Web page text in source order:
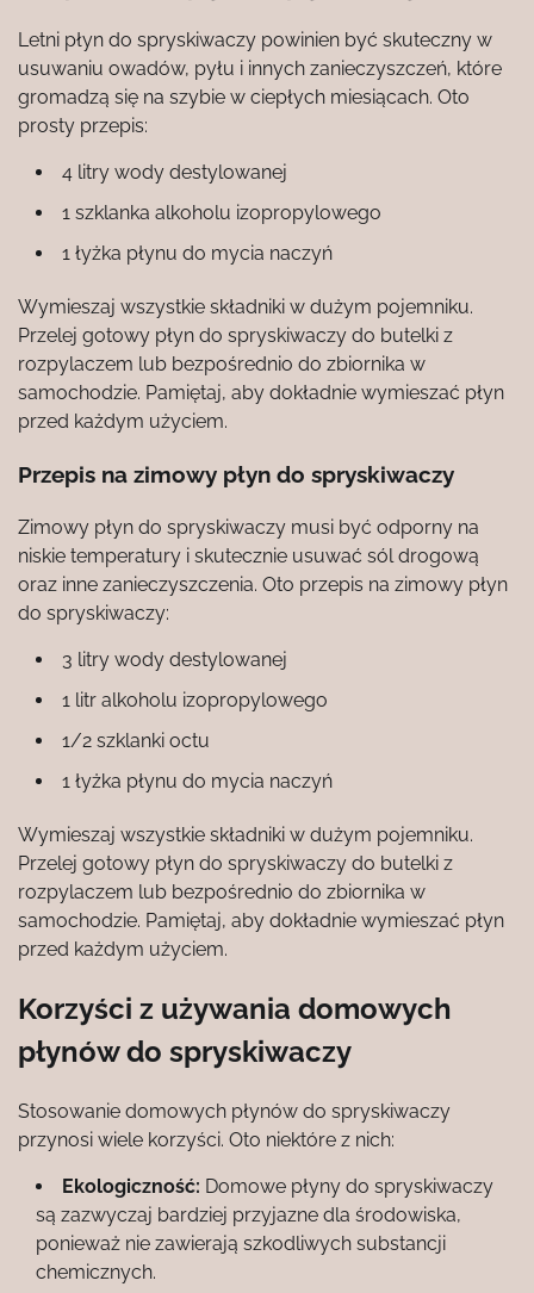
Letni płyn do spryskiwaczy powinien być skuteczny w
usuwaniu owadów, pyłu i innych zanieczyszczeń, które
gromadzą się na szybie w ciepłych miesiącach. Oto
prosty przepis:
4 litry wody destylowanej
1 szklanka alkoholu izopropylowego
1 łyżka płynu do mycia naczyń
Wymieszaj wszystkie składniki w dużym pojemniku.
Przelej gotowy płyn do spryskiwaczy do butelki z
rozpylaczem lub bezpośrednio do zbiornika w
samochodzie. Pamiętaj, aby dokładnie wymieszać płyn
przed każdym użyciem.
Przepis na zimowy płyn do spryskiwaczy
Zimowy płyn do spryskiwaczy musi być odporny na
niskie temperatury i skutecznie usuwać sól drogową
oraz inne zanieczyszczenia. Oto przepis na zimowy płyn
do spryskiwaczy:
3 litry wody destylowanej
1 litr alkoholu izopropylowego
1/2 szklanki octu
1 łyżka płynu do mycia naczyń
Wymieszaj wszystkie składniki w dużym pojemniku.
Przelej gotowy płyn do spryskiwaczy do butelki z
rozpylaczem lub bezpośrednio do zbiornika w
samochodzie. Pamiętaj, aby dokładnie wymieszać płyn
przed każdym użyciem.
Korzyści z używania domowych
płynów do spryskiwaczy
Stosowanie domowych płynów do spryskiwaczy
przynosi wiele korzyści. Oto niektóre z nich:
Ekologiczność: Domowe płyny do spryskiwaczy
są zazwyczaj bardziej przyjazne dla środowiska,
ponieważ nie zawierają szkodliwych substancji
chemicznych.